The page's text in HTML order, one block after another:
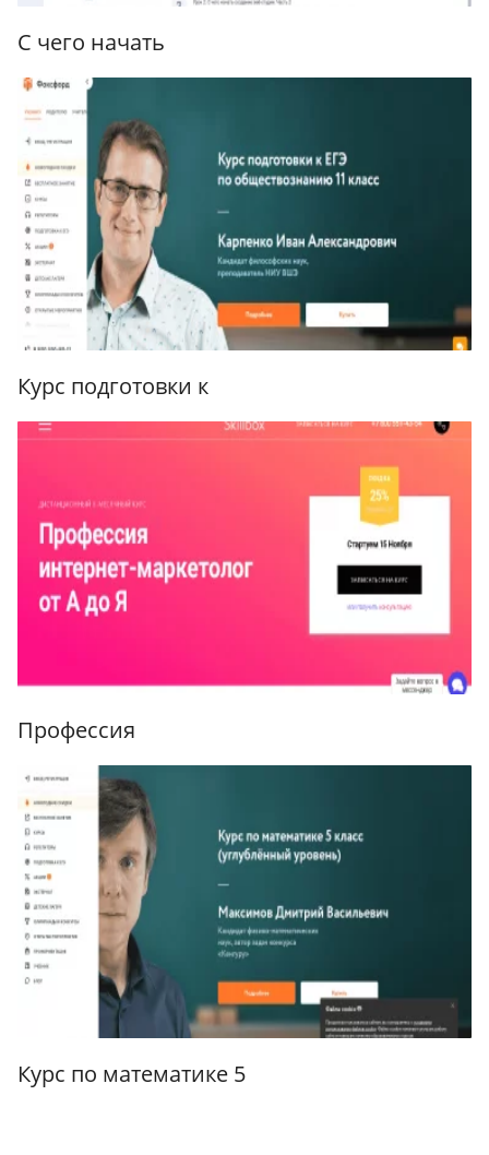
C чего начать
Курс подготовки к
Профессия
Курс по математике 5